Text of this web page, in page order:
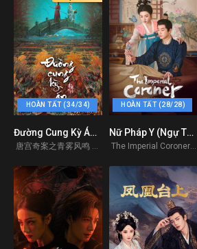
HOÀN TẤT (34/34)
9.2
Đường Cung Kỳ Án (Unveil: Jadewind)
唐宫奇案之青雾风鸣 2026
HOÀN TẤT (28/28)
7.7
Nữ Pháp Y (Ngự Tứ Tiểu Ngỗ Tác) (Phần 2)
The Imperial Coroner (Season 2) 2026